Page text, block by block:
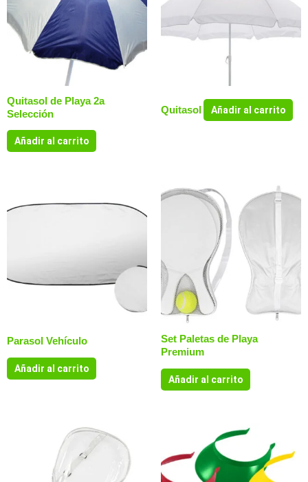
Quitasol de Playa 2a
Selección
Añadir al carrito
Quitasol Añadir al carrito
Parasol Vehículo
Añadir al carrito
Set Paletas de Playa
Premium
Añadir al carrito